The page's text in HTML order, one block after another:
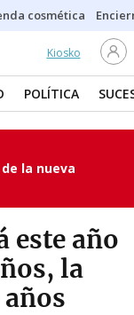
cosmética
Kiosko
POLÍTICA
la nueva
este año
la